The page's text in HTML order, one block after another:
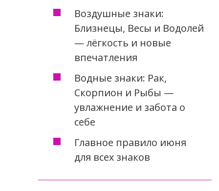
Воздушные знаки:
Близнецы, Весы и Водолей
— лёгкость и новые
впечатления
Водные знаки: Рак,
Скорпион и Рыбы —
увлажнение и забота о
себе
Главное правило июня
для всех знаков